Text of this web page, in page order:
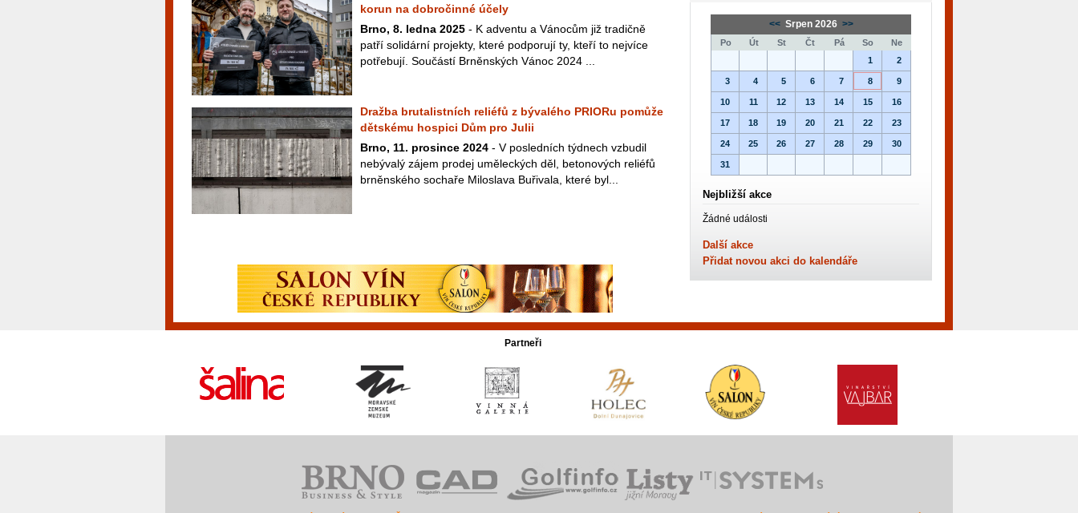
korun na dobročinné účely
Brno, 8. ledna 2025 - K adventu a Vánocům již tradičně
patří solidární projekty, které podporují ty, kteří to nejvíce
potřebují. Součástí Brněnských Vánoc 2024 ...
Dražba brutalistních reliéfů z bývalého PRIORu pomůže
dětskému hospici Dům pro Julii
Brno, 11. prosince 2024 - V posledních týdnech vzbudil
nebývalý zájem prodej uměleckých děl, betonových reliéfů
brněnského sochaře Miloslava Buřivala, které byl...
<< Srpen 2026 >>
Po Út St Čt Pá So
Ne
1
2
3 4 5 6 7 8 9
10 11 12 13 14 15 16
17 18 19 20 21 22 23
24 25 26 27 28 29 30
31
Nejbližší akce
Žádné události
Další akce
Přidat novou akci do kalendáře
Partneři